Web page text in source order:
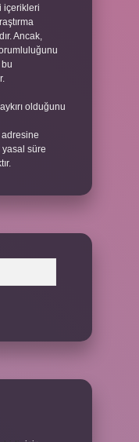
içerikleri
Ancak,
olduğunu
adresine
süre